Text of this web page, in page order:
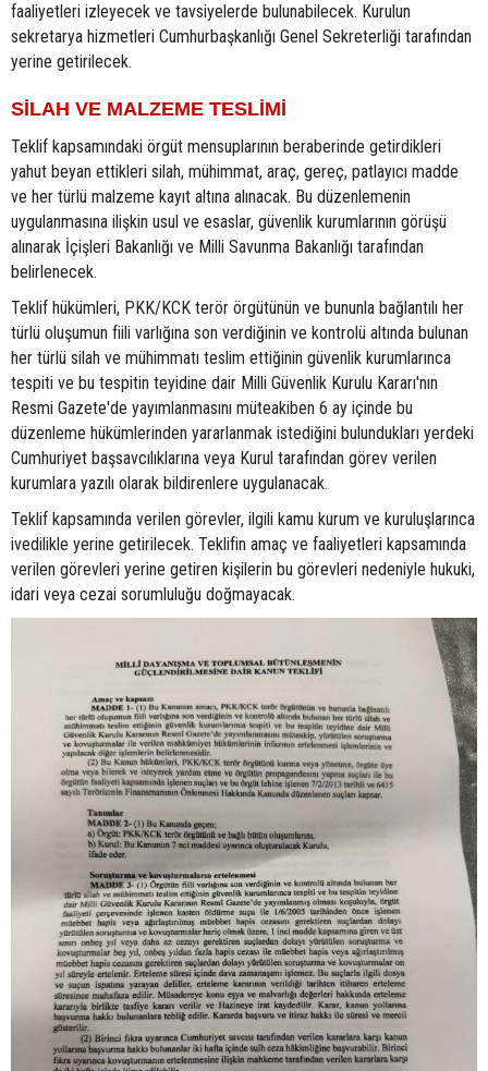
faaliyetleri izleyecek ve tavsiyelerde bulunabilecek. Kurulun
sekretarya hizmetleri Cumhurbaşkanlığı Genel Sekreterliği tarafından
yerine getirilecek.
SİLAH VE MALZEME TESLİMİ
Teklif kapsamındaki örgüt mensuplarının beraberinde getirdikleri
yahut beyan ettikleri silah, mühimmat, araç, gereç, patlayıcı madde
ve her türlü malzeme kayıt altına alınacak. Bu düzenlemenin
uygulanmasına ilişkin usul ve esaslar, güvenlik kurumlarının görüşü
alınarak İçişleri Bakanlığı ve Milli Savunma Bakanlığı tarafından
belirlenecek.
Teklif hükümleri, PKK/KCK terör örgütünün ve bununla bağlantılı her
türlü oluşumun fiili varlığına son verdiğinin ve kontrolü altında bulunan
her türlü silah ve mühimmatı teslim ettiğinin güvenlik kurumlarınca
tespiti ve bu tespitin teyidine dair Milli Güvenlik Kurulu Kararı'nın
Resmi Gazete'de yayımlanmasını müteakiben 6 ay içinde bu
düzenleme hükümlerinden yararlanmak istediğini bulundukları yerdeki
Cumhuriyet başsavcılıklarına veya Kurul tarafından görev verilen
kurumlara yazılı olarak bildirenlere uygulanacak.
Teklif kapsamında verilen görevler, ilgili kamu kurum ve kuruluşlarınca
ivedilikle yerine getirilecek. Teklifin amaç ve faaliyetleri kapsamında
verilen görevleri yerine getiren kişilerin bu görevleri nedeniyle hukuki,
idari veya cezai sorumluluğu doğmayacak.